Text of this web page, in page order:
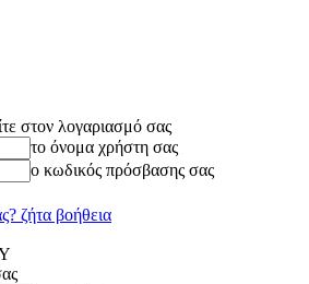
στον λογαριασμό σας
το όνομα χρήστη σας
ο κωδικός πρόσβασης σας
ζήτα βοήθεια